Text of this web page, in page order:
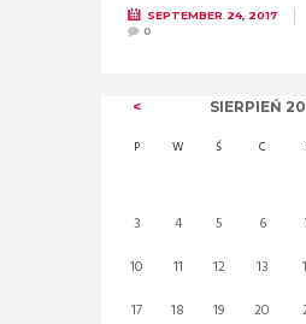
SEPTEMBER 24, 2017
0
SIERPIEŃ
P W Ś C
3
4 5 6
10
11 12 13
17
18 19 20